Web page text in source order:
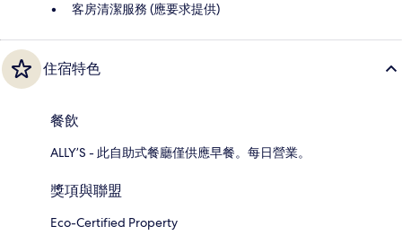
客房清潔服務 (應要求提供)
住宿特色
餐飲
ALLY’S - 此自助式餐廳僅供應早餐。每日營業。
獎項與聯盟
Eco-Certified Property